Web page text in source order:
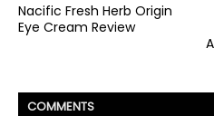
Nacific Fresh Herb Origin
Eye Cream Review
COMMENTS